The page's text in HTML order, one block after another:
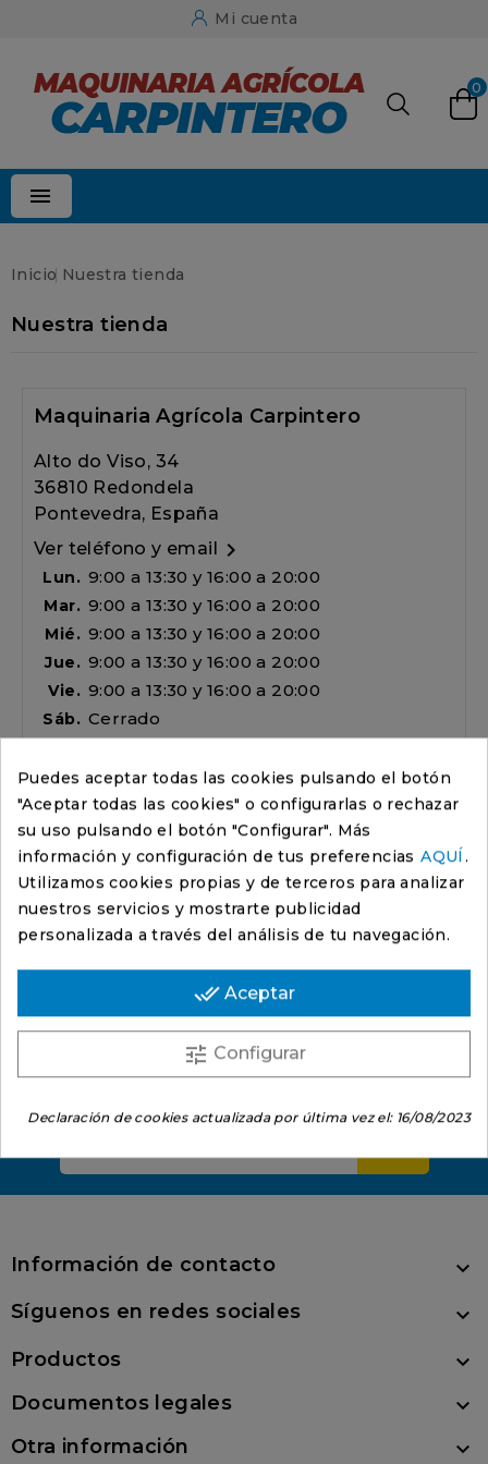
Mi cuenta
0

Inicio Nuestra tienda
Nuestra tienda
Maquinaria Agrícola Carpintero
Alto do Viso, 34
36810 Redondela
Pontevedra, España
Ver teléfono y email 
Lun. 9:00 a 13:30 y 16:00 a 20:00
Mar. 9:00 a 13:30 y 16:00 a 20:00
Mié. 9:00 a 13:30 y 16:00 a 20:00
Jue. 9:00 a 13:30 y 16:00 a 20:00
Vie. 9:00 a 13:30 y 16:00 a 20:00
Sáb. Cerrado
Categorías
Promociones 
Productos destacados
Suscríbete al boletín
publicaciones en el blog.
Información de contacto 
Síguenos en redes sociales 
Productos 
Documentos legales 
Otra información 
Puedes aceptar todas las cookies pulsando el botón
"Aceptar todas las cookies" o configurarlas o rechazar
su uso pulsando el botón "Configurar". Más
información y configuración de tus preferencias AQUÍ.
Utilizamos cookies propias y de terceros para analizar
nuestros servicios y mostrarte publicidad
personalizada a través del análisis de tu navegación.
done_all Aceptar
tune Configurar
Declaración de cookies actualizada por última vez el:16/08/2023